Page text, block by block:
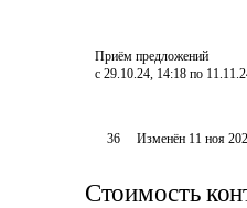
Приём предложений
с 29.10.24, 14:18 по
36 Изменён 11 ноя
Стоимость